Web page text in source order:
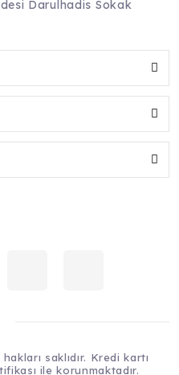
Darulhadis Sokak
saklıdır. Kredi kartı
ile korunmaktadır.